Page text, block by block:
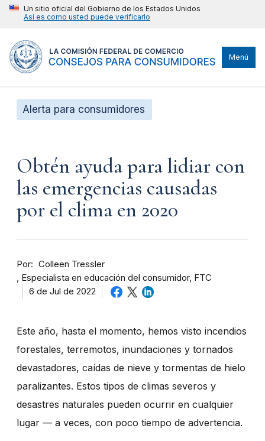
Un sitio oficial del Gobierno de los Estados Unidos
Así es como usted puede verificarlo
Menú
Alerta para consumidores
Obtén ayuda para lidiar con
las emergencias causadas
por el clima en 2020
Por
Colleen Tressler
Especialista en educación del consumidor, FTC
6 de Jul de 2022
Este año, hasta el momento, hemos visto incendios
forestales, terremotos, inundaciones y tornados
devastadores, caídas de nieve y tormentas de hielo
paralizantes. Estos tipos de climas severos y
desastres naturales pueden ocurrir en cualquier
lugar — a veces, con poco tiempo de advertencia.